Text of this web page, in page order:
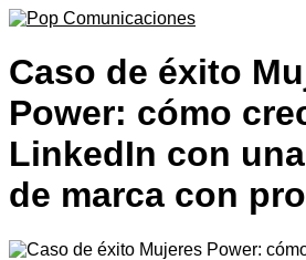
Caso de éxito
Power: cómo
LinkedIn con
de marca con